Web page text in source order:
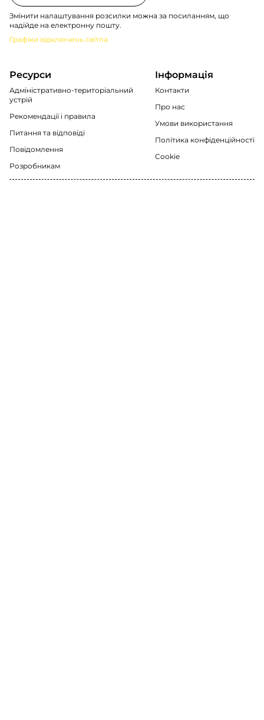
Змінити налаштування розсилки можна за посиланням, що
надійде на електронну пошту.
Графіки відключень світла
Ресурси
Адміністративно-територіальний
устрій
Рекомендації i правила
Питання та відповіді
Повідомлення
Розробникам
Інформація
Контакти
Про нас
Умови використання
Політика конфіденційності
Cookie